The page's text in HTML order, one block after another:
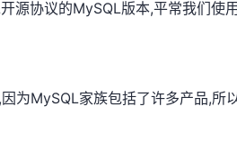
源协议的MySQL版本,平常我们使
为MySQL家族包括了许多产品,所